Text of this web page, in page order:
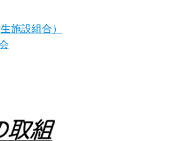
施設組合）